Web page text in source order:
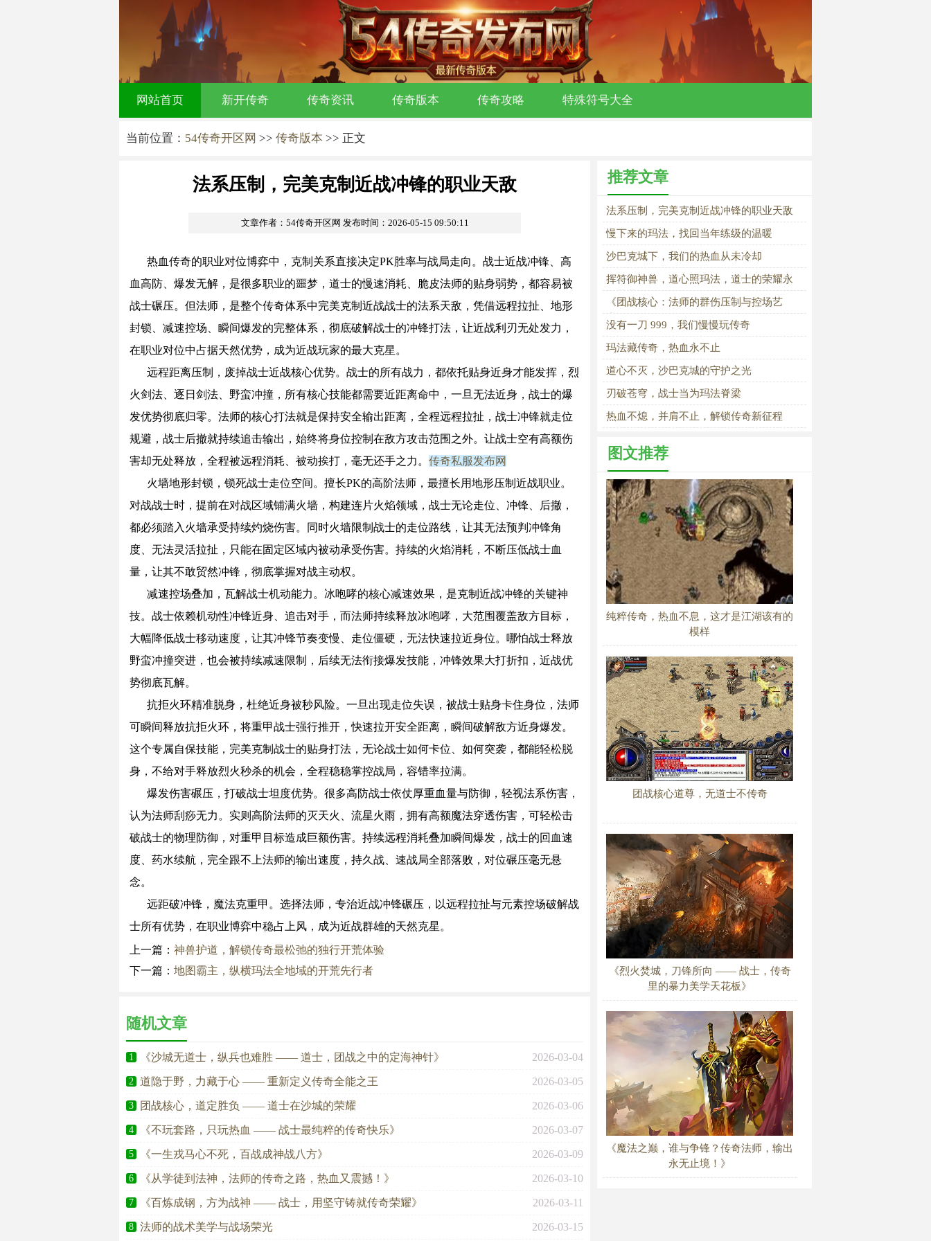
网站首页 新开传奇 传奇资讯 传奇版本 传奇攻略 特殊符号大全
当前位置： 54传奇开区网 >> 传奇版本 >> 正文
法系压制，完美克制近战冲锋的职业天敌
文章作者：54传奇开区网 发布时间：2026-05-15 09:50:11
热血传奇的职业对位博弈中，克制关系直接决定PK胜率与战局走向。战士近战冲锋、高
血高防、爆发无解，是很多职业的噩梦，道士的慢速消耗、脆皮法师的贴身弱势，都容易被
战士碾压。但法师，是整个传奇体系中完美克制近战战士的法系天敌，凭借远程拉扯、地形
封锁、减速控场、瞬间爆发的完整体系，彻底破解战士的冲锋打法，让近战利刃无处发力，
在职业对位中占据天然优势，成为近战玩家的最大克星。
远程距离压制，废掉战士近战核心优势。战士的所有战力，都依托贴身近身才能发挥，烈
火剑法、逐日剑法、野蛮冲撞，所有核心技能都需要近距离命中，一旦无法近身，战士的爆
发优势彻底归零。法师的核心打法就是保持安全输出距离，全程远程拉扯，战士冲锋就走位
规避，战士后撤就持续追击输出，始终将身位控制在敌方攻击范围之外。让战士空有高额伤
害却无处释放，全程被远程消耗、被动挨打，毫无还手之力。 传奇私服发布网
火墙地形封锁，锁死战士走位空间。擅长PK的高阶法师，最擅长用地形压制近战职业。
对战战士时，提前在对战区域铺满火墙，构建连片火焰领域，战士无论走位、冲锋、后撤，
都必须踏入火墙承受持续灼烧伤害。同时火墙限制战士的走位路线，让其无法预判冲锋角
度、无法灵活拉扯，只能在固定区域内被动承受伤害。持续的火焰消耗，不断压低战士血
量，让其不敢贸然冲锋，彻底掌握对战主动权。
减速控场叠加，瓦解战士机动能力。冰咆哮的核心减速效果，是克制近战冲锋的关键神
技。战士依赖机动性冲锋近身、追击对手，而法师持续释放冰咆哮，大范围覆盖敌方目标，
大幅降低战士移动速度，让其冲锋节奏变慢、走位僵硬，无法快速拉近身位。哪怕战士释放
野蛮冲撞突进，也会被持续减速限制，后续无法衔接爆发技能，冲锋效果大打折扣，近战优
势彻底瓦解。
抗拒火环精准脱身，杜绝近身被秒风险。一旦出现走位失误，被战士贴身卡住身位，法师
可瞬间释放抗拒火环，将重甲战士强行推开，快速拉开安全距离，瞬间破解敌方近身爆发。
这个专属自保技能，完美克制战士的贴身打法，无论战士如何卡位、如何突袭，都能轻松脱
身，不给对手释放烈火秒杀的机会，全程稳稳掌控战局，容错率拉满。
爆发伤害碾压，打破战士坦度优势。很多高防战士依仗厚重血量与防御，轻视法系伤害，
认为法师刮痧无力。实则高阶法师的灭天火、流星火雨，拥有高额魔法穿透伤害，可轻松击
破战士的物理防御，对重甲目标造成巨额伤害。持续远程消耗叠加瞬间爆发，战士的回血速
度、药水续航，完全跟不上法师的输出速度，持久战、速战局全部落败，对位碾压毫无悬
念。
远距破冲锋，魔法克重甲。选择法师，专治近战冲锋碾压，以远程拉扯与元素控场破解战
士所有优势，在职业博弈中稳占上风，成为近战群雄的天然克星。
上一篇： 神兽护道，解锁传奇最松弛的独行开荒体验
下一篇： 地图霸主，纵横玛法全地域的开荒先行者
随机文章
2026-03-04
1 《沙城无道士，纵兵也难胜 —— 道士，团战之中的定海神针》
2026-03-05
2 道隐于野，力藏于心 —— 重新定义传奇全能之王
2026-03-06
3 团战核心，道定胜负 —— 道士在沙城的荣耀
2026-03-07
4 《不玩套路，只玩热血 —— 战士最纯粹的传奇快乐》
2026-03-09
5 《一生戎马心不死，百战成神战八方》
2026-03-10
6 《从学徒到法神，法师的传奇之路，热血又震撼！》
2026-03-11
7 《百炼成钢，方为战神 —— 战士，用坚守铸就传奇荣耀》
2026-03-15
8 法师的战术美学与战场荣光
推荐文章
法系压制，完美克制近战冲锋的职业天敌
慢下来的玛法，找回当年练级的温暖
沙巴克城下，我们的热血从未冷却
挥符御神兽，道心照玛法，道士的荣耀永
不落幕
《团战核心：法师的群伤压制与控场艺
术》
没有一刀 999，我们慢慢玩传奇
玛法藏传奇，热血永不止
道心不灭，沙巴克城的守护之光
刃破苍穹，战士当为玛法脊梁
热血不熄，并肩不止，解锁传奇新征程
图文推荐
纯粹传奇，热血不息，这才是江湖该有的
模样
团战核心道尊，无道士不传奇
《烈火焚城，刀锋所向 —— 战士，传奇
里的暴力美学天花板》
《魔法之巅，谁与争锋？传奇法师，输出
永无止境！》